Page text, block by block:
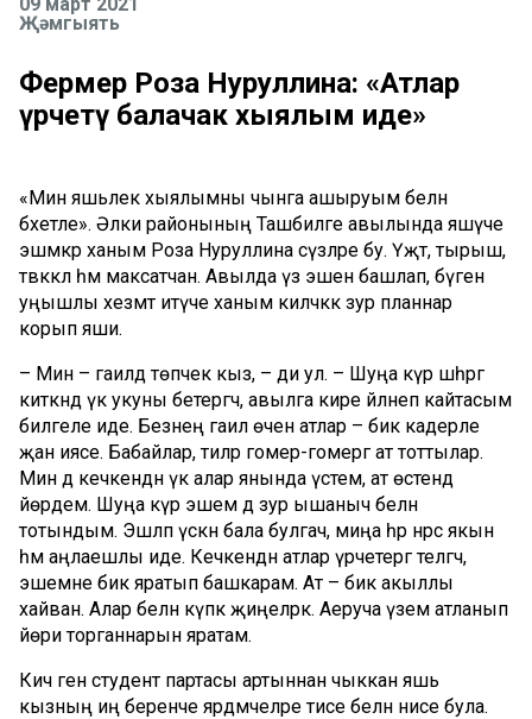
Җәмгыять
Фермер Роза Нуруллина: «Атлар
үрчетү балачак хыялым иде»
«Мин яшьлек хыялымны чынга ашыруым белән
бәхетле». Әлки районының Ташбилге авылында яшәүче
эшмәкәр ханым Роза Нуруллина сүзләре бу. Үҗәт, тырыш,
тәвәккәл һәм максатчан. Авылда үз эшен башлап, бүген
уңышлы хезмәт итүче ханым киләчәккә зур планнар
корып яши.
– Мин – гаиләдә төпчек кыз, – ди ул. – Шуңа күрә шәһәргә
киткәндә үк укуны бетергәч, авылга кире әйләнеп кайтасым
билгеле иде. Безнең гаилә өчен атлар – бик кадерле
җан иясе. Бабайлар, әтиләр гомер-гомергә ат тоттылар.
Мин дә кечкенәдән үк алар янында үстем, ат өстендә
йөрдем. Шуңа күрә эшемә дә зур ышаныч белән
тотындым. Эшләп үскән бала булгач, миңа һәр нәрсә якын
һәм аңлаешлы иде. Кечкенәдән атлар үрчетергә теләгәч,
эшемне бик яратып башкарам. Ат – бик акыллы
хайван. Алар белән күпкә җиңелрәк. Аеруча үзем атланып
йөри торганнарын яратам.
Кичә генә студент партасы артыннан чыккан яшь
кызның иң беренче ярдәмчеләре әтисе белән әнисе була.